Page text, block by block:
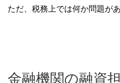
ただ、税務上では何か問題が
金融機関の融資